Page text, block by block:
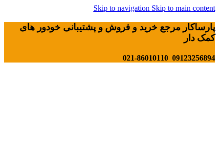
Skip to navigation Skip to main content
پارساکار مرجع خرید و فروش و پشتیبانی خودور های
کمک دار
09123256894 021-86010110